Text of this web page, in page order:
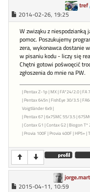
tref
2014-02-26, 19:25
W zwiząku z
pomoc. Poszukujemy
zera, wykonawca dostanie
w pisaniu kodu - liczy się
Chętni gotowi pośwoęcić
zgłoszenia do mnie na PW.
| Pentax Z-1p | MX | FA*24/2.0 | FA
| Pentax 645n | FishEye 30/3.5 |
Voigtländer 6x9 |
| Pentax 67 | 6x7SMC 55/3.5 |
| Contax G1 | Contax G2 | Biogon
| Provia 100F | Provia 400F | HP5+ |
2015-04-11, 10:59